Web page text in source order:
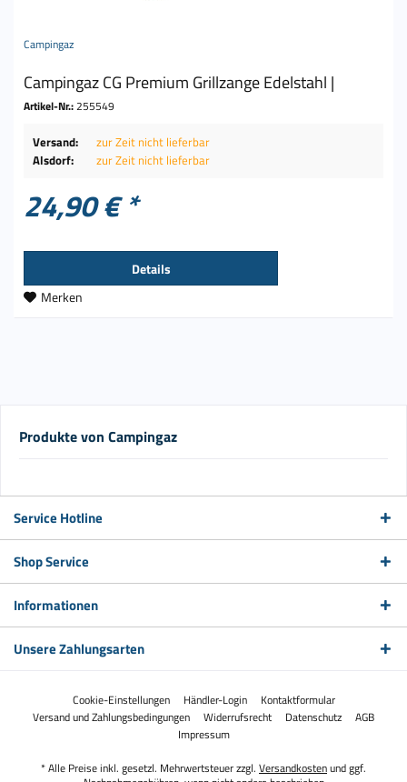
Campingaz
Campingaz CG Premium Grillzange Edelstahl |
Artikel-Nr.:255549
Versand:
zur Zeit nicht lieferbar
Alsdorf:
zur Zeit nicht lieferbar
24,90 € *
Details
Merken
Produkte von Campingaz
Service Hotline
Shop Service
Informationen
Unsere Zahlungsarten
Cookie-Einstellungen Händler-Login
Kontaktformular
Versand und Zahlungsbedingungen
Widerrufsrecht Datenschutz
AGB
Impressum
* Alle Preise inkl. gesetzl. Mehrwertsteuer zzgl. Versandkostenund ggf.